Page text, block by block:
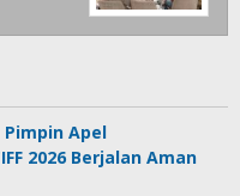
Apel
2026 Berjalan Aman